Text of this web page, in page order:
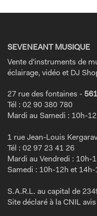
SEVENEANT MUSIQUE
Vente d'instruments de
éclairage, vidéo et DJ
27 rue des fontaines -
Tél : 02 90 380 780
Mardi au Samedi : 10h-
1 rue Jean-Louis
Tél : 02 97 23 41 26
Mardi au Vendredi : 10h-
Samedi : 10h-12h et 14h-
S.A.R.L. au capital de
Site déclaré à la CNIL